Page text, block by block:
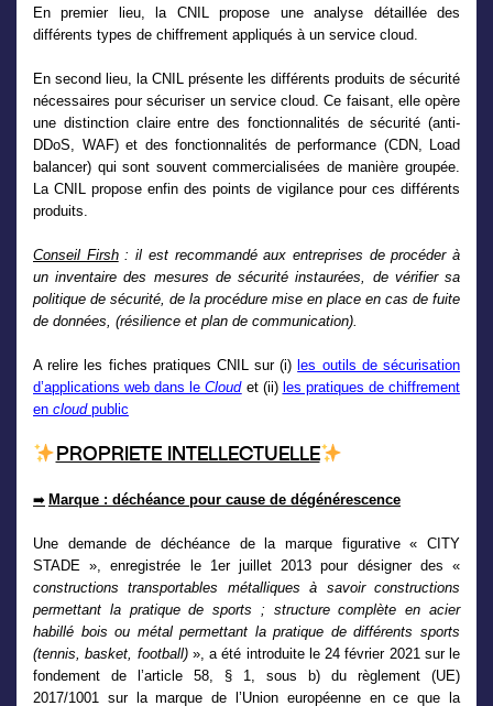
En premier lieu, la CNIL propose une analyse détaillée des
différents types de chiffrement appliqués à un service cloud.
En second lieu, la CNIL présente les différents produits de sécurité
nécessaires pour sécuriser un service cloud. Ce faisant, elle opère
une distinction claire entre des fonctionnalités de sécurité (anti-
DDoS, WAF) et des fonctionnalités de performance (CDN, Load
balancer) qui sont souvent commercialisées de manière groupée.
La CNIL propose enfin des points de vigilance pour ces différents
produits.
Conseil Firsh: il est recommandé aux entreprises de procéder à
un inventaire des mesures de sécurité instaurées, de vérifier sa
politique de sécurité, de la procédure mise en place en cas de fuite
de données, (résilience et plan de communication).
A relire les fiches pratiques CNIL sur (i)les outils de sécurisation
d’applications web dans leCloudet (ii) les pratiques de chiffrement
en cloudpublic
PROPRIETE INTELLECTUELLE
➡ Marque : déchéance pour cause de dégénérescence
Une demande de déchéance de la marque figurative « CITY
STADE », enregistrée le 1er juillet 2013 pour désigner des «
constructions transportables métalliques à savoir constructions
permettant la pratique de sports ; structure complète en acier
habillé bois ou métal permettant la pratique de différents sports
(tennis, basket, football)», a été introduite le 24 février 2021 sur le
fondement de l’article 58, § 1, sous b) du règlement (UE)
2017/1001 sur la marque de l’Union européenne en ce que la